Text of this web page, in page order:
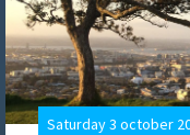
Saturday 3 october